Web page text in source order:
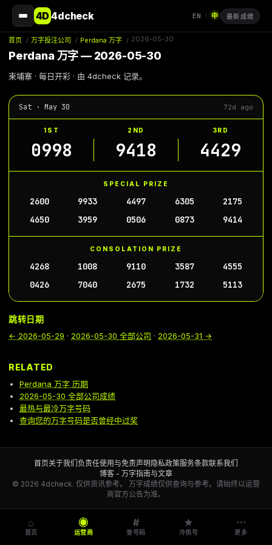
4D4dcheck EN 中 最新成绩
首页 / 万字投注公司 / Perdana 万字 / 2026-05-30
Perdana 万字 — 2026-05-30
柬埔寨 · 每日开彩 · 由 4dcheck 记录。
Sat · May 30 72d ago
1ST 2ND 3RD
0998 9418 4429
SPECIAL PRIZE
2600 9933 4497 6305
2175
4650
3959 0506 0873 9414
CONSOLATION PRIZE
4268 1008 9110 3587
4555
0426
7040 2675 1732 5113
跳转日期
← 2026-05-29 · 2026-05-30 全部公司 · 2026-05-31 →
RELATED
Perdana 万字 历期
2026-05-30 全部公司成绩
最热与最冷万字号码
查询您的万字号码是否曾经中过奖
⌂
首页
◉
运营商
#
查号码
★
冷热号
⋯
更多
首页关于我们 负责任使用与免责声明隐私政策服务条款联系我们
博客 - 万字指南与文章
© 2026 4dcheck. 仅供资讯参考。
万字成绩仅供查询与参考。请始终以运营
商官方公告为准。